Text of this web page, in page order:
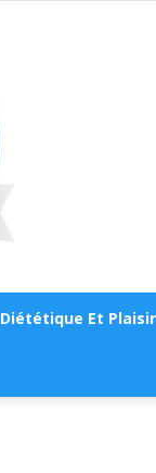
Diététique Et